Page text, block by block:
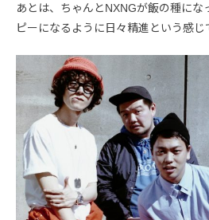
あとは、ちゃんとNXNGが飯の種にな
ピーになるように日々精進という感じ